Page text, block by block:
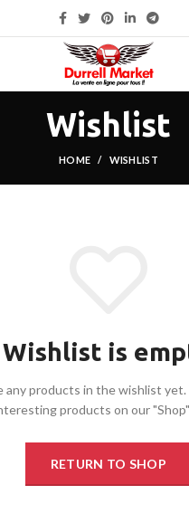
Wishlist
HOME WISHLIST
Wishlist is
any products in the wishlist yet.
products on our
RETURN TO SHOP